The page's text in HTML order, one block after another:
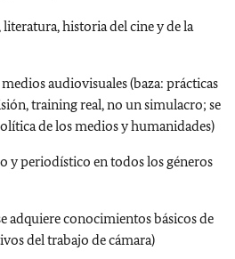
historia del cine y de la
audiovisuales (baza: prácticas
training real, no un simulacro; se
de los medios y humanidades)
y periodístico en todos los géneros
adquiere conocimientos básicos de
del trabajo de cámara)